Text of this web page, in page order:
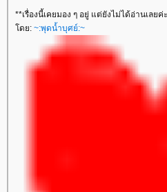
**เรื่องนี้เคยมอง ๆ อยู่ แต่ยังไม่ได้อ่านเลยค่ะ
ดย: ~:พุดน้ำบุศย์:~